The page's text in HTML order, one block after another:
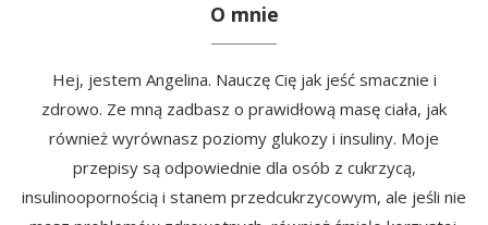
O mnie
Hej, jestem Angelina. Nauczę Cię jak jeść smacznie i
zdrowo. Ze mną zadbasz o prawidłową masę ciała, jak
również wyrównasz poziomy glukozy i insuliny. Moje
przepisy są odpowiednie dla osób z cukrzycą,
insulinoopornością i stanem przedcukrzycowym, ale jeśli nie